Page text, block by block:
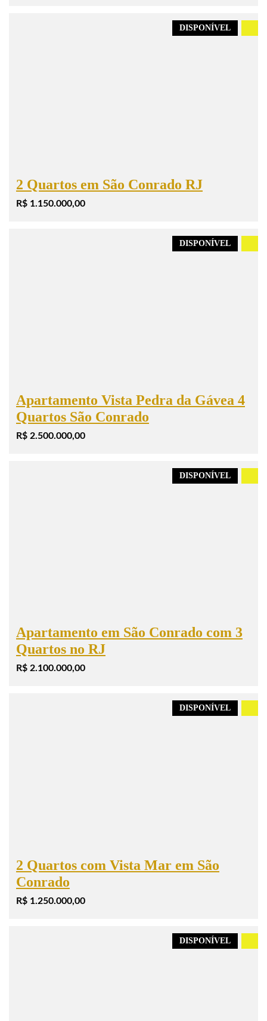
DISPONÍVEL
2 Quartos em São Conrado RJ
R$ 1.150.000,00
DISPONÍVEL
Apartamento Vista Pedra da Gávea 4
Quartos São Conrado
R$ 2.500.000,00
DISPONÍVEL
Apartamento em São Conrado com 3
Quartos no RJ
R$ 2.100.000,00
DISPONÍVEL
2 Quartos com Vista Mar em São
Conrado
R$ 1.250.000,00
DISPONÍVEL